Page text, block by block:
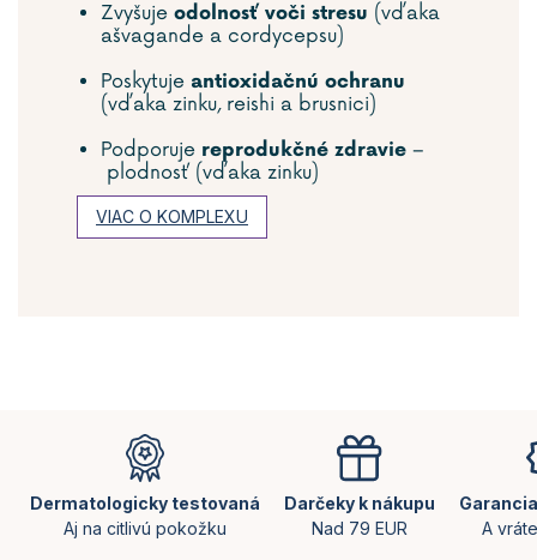
Zvyšuje odolnosť voči stresu (vďaka
ašvagande a cordycepsu)
Poskytuje antioxidačnú ochranu
(vďaka zinku, reishi a brusnici)
Podporuje reprodukčné zdravie –
plodnosť (vďaka zinku)
VIAC O KOMPLEXU
Dermatologicky testovaná
Aj na citlivú pokožku
Darčeky k nákupu
Nad 79 EUR
A